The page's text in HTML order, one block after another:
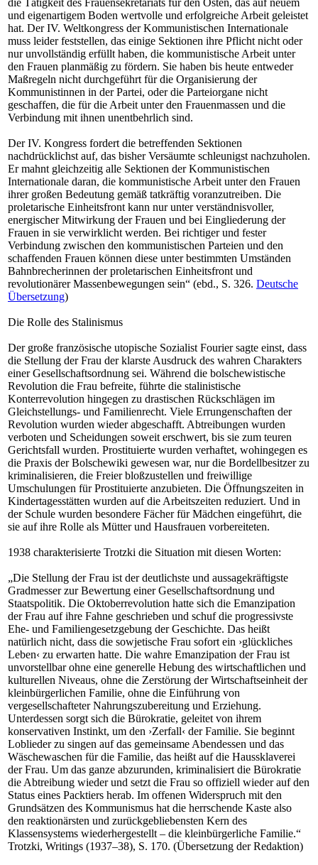
die Tätigkeit des Frauensekretariats für den Osten, das auf neuem
und eigenartigem Boden wertvolle und erfolgreiche Arbeit geleistet
hat. Der IV. Weltkongress der Kommunistischen Internationale
muss leider feststellen, das einige Sektionen ihre Pflicht nicht oder
nur unvollständig erfüllt haben, die kommunistische Arbeit unter
den Frauen planmäßig zu fördern. Sie haben bis heute entweder
Maßregeln nicht durchgeführt für die Organisierung der
Kommunistinnen in der Partei, oder die Parteiorgane nicht
geschaffen, die für die Arbeit unter den Frauenmassen und die
Verbindung mit ihnen unentbehrlich sind.
Der IV. Kongress fordert die betreffenden Sektionen
nachdrücklichst auf, das bisher Versäumte schleunigst nachzuholen.
Er mahnt gleichzeitig alle Sektionen der Kommunistischen
Internationale daran, die kommunistische Arbeit unter den Frauen
ihrer großen Bedeutung gemäß tatkräftig voranzutreiben. Die
proletarische Einheitsfront kann nur unter verständnisvoller,
energischer Mitwirkung der Frauen und bei Eingliederung der
Frauen in sie verwirklicht werden. Bei richtiger und fester
Verbindung zwischen den kommunistischen Parteien und den
schaffenden Frauen können diese unter bestimmten Umständen
Bahnbrecherinnen der proletarischen Einheitsfront und
revolutionärer Massenbewegungen sein“ (ebd., S. 326. Deutsche
Übersetzung)
Die Rolle des Stalinismus
Der große französische utopische Sozialist Fourier sagte einst, dass
die Stellung der Frau der klarste Ausdruck des wahren Charakters
einer Gesellschaftsordnung sei. Während die bolschewistische
Revolution die Frau befreite, führte die stalinistische
Konterrevolution hingegen zu drastischen Rückschlägen im
Gleichstellungs- und Familienrecht. Viele Errungenschaften der
Revolution wurden wieder abgeschafft. Abtreibungen wurden
verboten und Scheidungen soweit erschwert, bis sie zum teuren
Gerichtsfall wurden. Prostituierte wurden verhaftet, wohingegen es
die Praxis der Bolschewiki gewesen war, nur die Bordellbesitzer zu
kriminalisieren, die Freier bloßzustellen und freiwillige
Umschulungen für Prostituierte anzubieten. Die Öffnungszeiten in
Kindertagesstätten wurden auf die Arbeitszeiten reduziert. Und in
der Schule wurden besondere Fächer für Mädchen eingeführt, die
sie auf ihre Rolle als Mütter und Hausfrauen vorbereiteten.
1938 charakterisierte Trotzki die Situation mit diesen Worten:
„Die Stellung der Frau ist der deutlichste und aussagekräftigste
Gradmesser zur Bewertung einer Gesellschaftsordnung und
Staatspolitik. Die Oktoberrevolution hatte sich die Emanzipation
der Frau auf ihre Fahne geschrieben und schuf die progressivste
Ehe- und Familiengesetzgebung der Geschichte. Das heißt
natürlich nicht, dass die sowjetische Frau sofort ein ›glückliches
Leben‹ zu erwarten hatte. Die wahre Emanzipation der Frau ist
unvorstellbar ohne eine generelle Hebung des wirtschaftlichen und
kulturellen Niveaus, ohne die Zerstörung der Wirtschaftseinheit der
kleinbürgerlichen Familie, ohne die Einführung von
vergesellschafteter Nahrungszubereitung und Erziehung.
Unterdessen sorgt sich die Bürokratie, geleitet von ihrem
konservativen Instinkt, um den ›Zerfall‹ der Familie. Sie beginnt
Loblieder zu singen auf das gemeinsame Abendessen und das
Wäschewaschen für die Familie, das heißt auf die Haussklaverei
der Frau. Um das ganze abzurunden, kriminalisiert die Bürokratie
die Abtreibung wieder und setzt die Frau so offiziell wieder auf den
Status eines Packtiers herab. Im offenen Widerspruch mit den
Grundsätzen des Kommunismus hat die herrschende Kaste also
den reaktionärsten und zurückgebliebensten Kern des
Klassensystems wiederhergestellt – die kleinbürgerliche Familie.“
Trotzki, Writings (1937–38), S. 170. (Übersetzung der Redaktion)